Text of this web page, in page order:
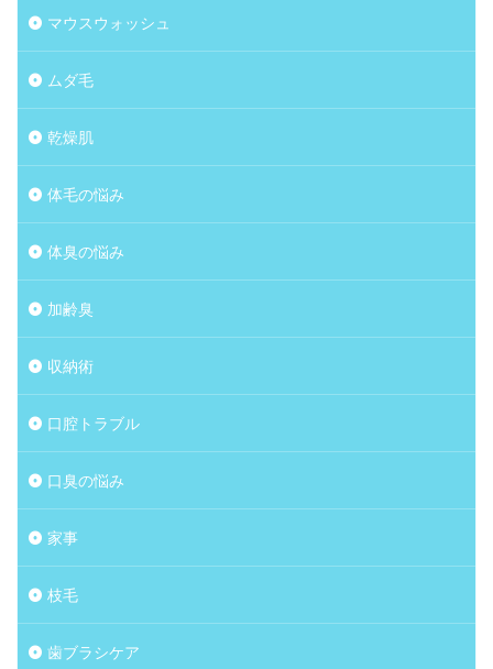
マウスウォッシュ
ムダ毛
乾燥肌
体毛の悩み
体臭の悩み
加齢臭
収納術
口腔トラブル
口臭の悩み
家事
枝毛
歯ブラシケア